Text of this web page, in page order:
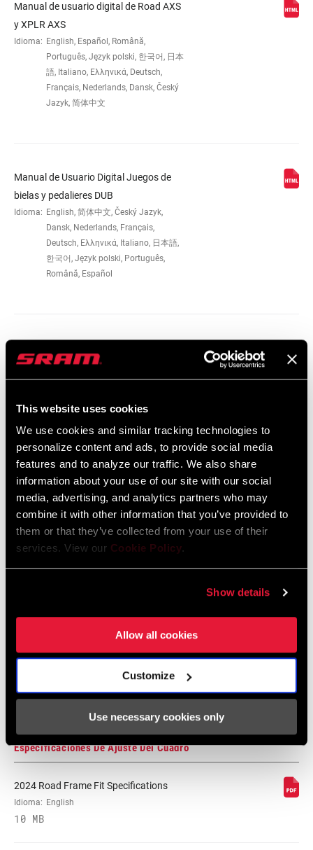
This website uses cookies
We use cookies and similar tracking technologies to
personalize content and ads, to provide social media
features and to analyze our traffic. We also share
information about your use of our site with our social
media, advertising, and analytics partners who may
combine it with other information that you’ve provided to
them or that they’ve collected from your use of their
services. View our Cookie Policy.
Show details
Allow all cookies
Customize
Use necessary cookies only
CHAINRING
OFFSET
BOTTOM
BRACKET
TECHNOLOGY
DUB
CHAIN
TECHNOLOGY
Road Flattop D1, Road Flattop E1, T-Type
DRIVETRAIN
CONFIGURATION
2x
FRONT TOOTH
JUMP
Manual de usuario digital de Road AXS
y XPLR AXS
Idioma: English, Español, Română,
Português, Język polski, 한국어, 日本
語, Italiano, Ελληνικά, Deutsch,
Français, Nederlands, Dansk, Český
Jazyk, 简体中文
Manual de Usuario Digital Juegos de
bielas y pedalieres DUB
Idioma: English, 简体中文, Český Jazyk,
Dansk, Nederlands, Français,
Deutsch, Ελληνικά, Italiano, 日本語,
한국어, Język polski, Português,
Română, Español
Idioma: English
Mapa De Compatibilidades
AXS Components Compatibility Map
Idioma: English
353 KB
604 kb
Especificaciones De Ajuste Del Cuadro
2024 Road Frame Fit Specifications
Idioma: English
10 MB